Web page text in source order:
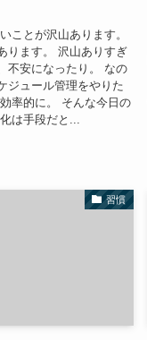
ことが沢山あります。
ります。 沢山ありすぎ
不安になったり。 なの
ジュール管理をやりた
率的に。 そんな今日の
は手段だと...
習慣